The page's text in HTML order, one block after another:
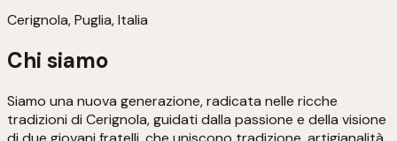
Cerignola, Puglia, Italia
Chi siamo
Siamo una nuova generazione, radicata nelle ricche
tradizioni di Cerignola, guidati dalla passione e della visione